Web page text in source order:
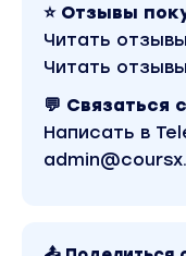
Как оценить
Англоязычная
Моя схема
Каких
⭐ Отзывы
Читать
Читать
💬 Связаться
Написать в